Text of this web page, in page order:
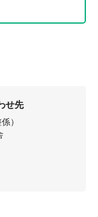
せ先
）